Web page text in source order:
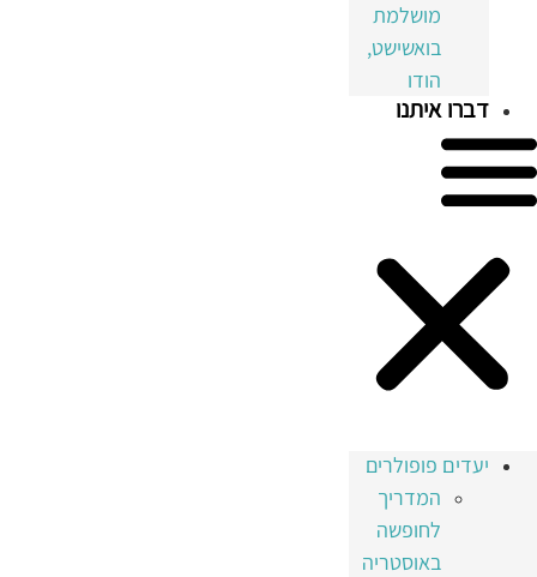
מושלמת
בואשישט,
הודו
דברו איתנו
יעדים פופולרים
המדריך
לחופשה
באוסטריה